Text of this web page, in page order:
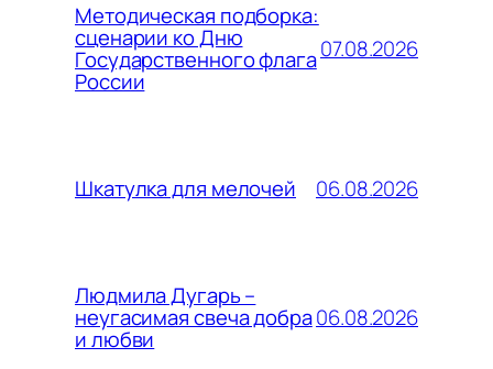
Методическая подборка:
сценарии ко Дню
Государственного флага
России
07.08.2026
Шкатулка для мелочей 06.08.2026
Людмила Дугарь –
неугасимая свеча добра
и любви
06.08.2026